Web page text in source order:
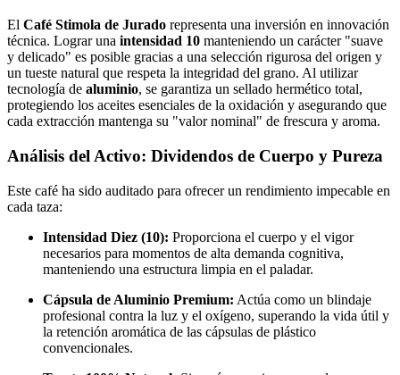
El Café Stimola de Jurado representa una inversión en innovación
técnica. Lograr una intensidad 10 manteniendo un carácter "suave
y delicado" es posible gracias a una selección rigurosa del origen y
un tueste natural que respeta la integridad del grano. Al utilizar
tecnología de aluminio, se garantiza un sellado hermético total,
protegiendo los aceites esenciales de la oxidación y asegurando que
cada extracción mantenga su "valor nominal" de frescura y aroma.
Análisis del Activo: Dividendos de Cuerpo y Pureza
Este café ha sido auditado para ofrecer un rendimiento impecable en
cada taza:
Intensidad Diez (10): Proporciona el cuerpo y el vigor
necesarios para momentos de alta demanda cognitiva,
manteniendo una estructura limpia en el paladar.
Cápsula de Aluminio Premium: Actúa como un blindaje
profesional contra la luz y el oxígeno, superando la vida útil y
la retención aromática de las cápsulas de plástico
convencionales.